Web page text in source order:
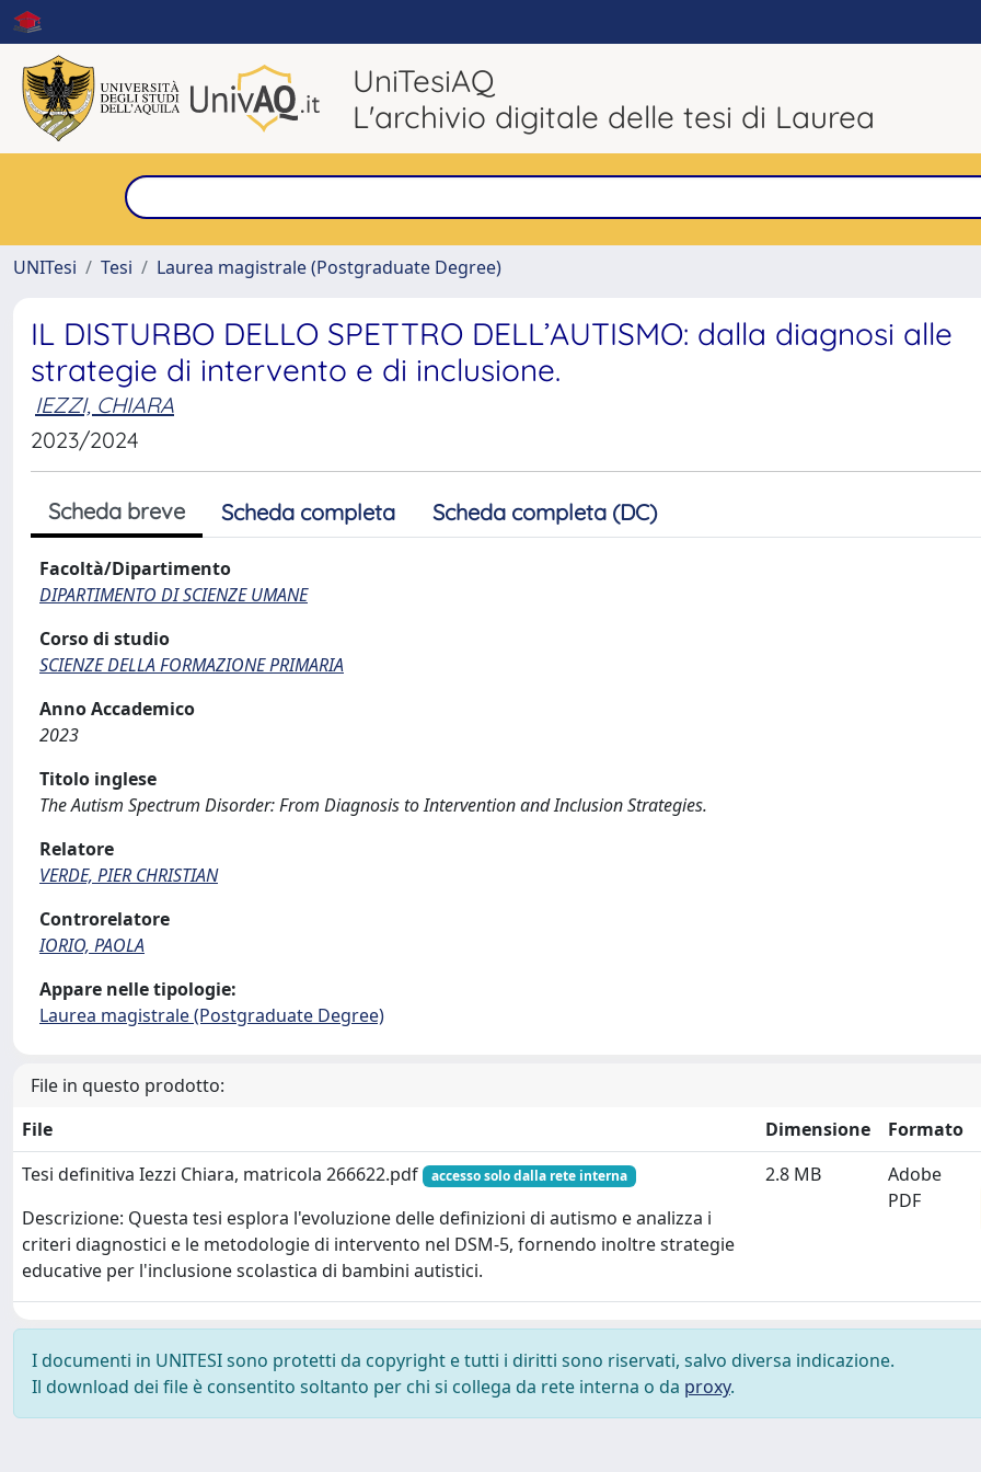
UniTesiAQ
L'archivio digitale delle tesi di Laurea
UNITesi
Tesi Laurea magistrale (Postgraduate Degree)
IL DISTURBO DELLO SPETTRO DELL’AUTISMO: dalla diagnosi alle
strategie di intervento e di inclusione.
IEZZI, CHIARA
2023/2024
Scheda breve Scheda completa Scheda completa (DC)
Facoltà/Dipartimento
DIPARTIMENTO DI SCIENZE UMANE
Corso di studio
SCIENZE DELLA FORMAZIONE PRIMARIA
Anno Accademico
2023
Titolo inglese
The Autism Spectrum Disorder: From Diagnosis to Intervention and Inclusion Strategies.
Relatore
VERDE, PIER CHRISTIAN
Controrelatore
IORIO, PAOLA
Appare nelle tipologie:
Laurea magistrale (Postgraduate Degree)
File in questo prodotto:
File
Dimensione
Formato
Tesi definitiva Iezzi Chiara, matricola 266622.pdf
accesso solo dalla rete interna
Descrizione: Questa tesi esplora l'evoluzione delle definizioni di autismo e analizza i
criteri diagnostici e le metodologie di intervento nel DSM-5, fornendo inoltre strategie
educative per l'inclusione scolastica di bambini autistici.
2.8 MB
Adobe
PDF
I documenti in UNITESI sono protetti da copyright e tutti i diritti sono riservati, salvo diversa indicazione.
Il download dei file è consentito soltanto per chi si collega da rete interna o da proxy.